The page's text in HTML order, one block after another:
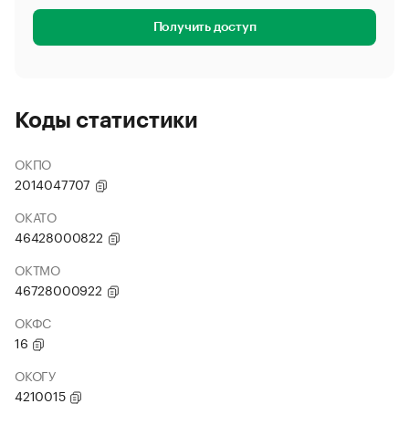
Получить доступ
Коды статистики
ОКПО
2014047707
ОКАТО
46428000822
ОКТМО
46728000922
ОКФС
16
ОКОГУ
4210015